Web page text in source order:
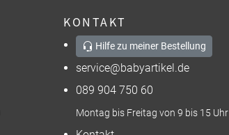
KONTAKT
Hilfe zu meiner Bestellung
service@babyartikel.de
089 904 750 60
Montag bis Freitag von 9 bis 15 Uhr